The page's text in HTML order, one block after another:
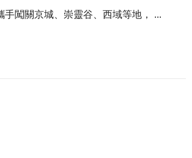
手闖關京城、崇靈谷、西域等地， ...